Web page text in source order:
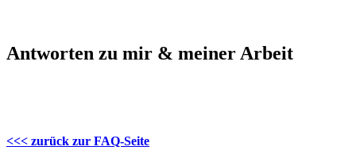
Antworten zu mir & meiner Arbeit
<<< zurück zur FAQ-Seite